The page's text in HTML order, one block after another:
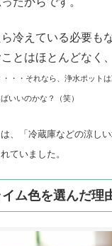
冷えている必要も
とはほとんどなく
・・・それなら、浄水ポット
いいのかな？（笑）
、「冷蔵庫などの涼し
ていました。
ム色を選んだ理